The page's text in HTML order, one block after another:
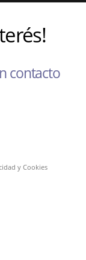
contacto
y Cookies